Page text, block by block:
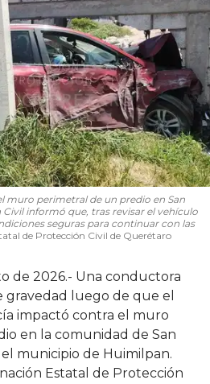
perimetral de un predio en San
informó que, tras revisar el vehículo
seguras para continuar con las
de Protección Civil de Querétaro
de 2026.- Una conductora
gravedad luego de que el
impactó contra el muro
en la comunidad de San
municipio de Huimilpan.
Estatal de Protección